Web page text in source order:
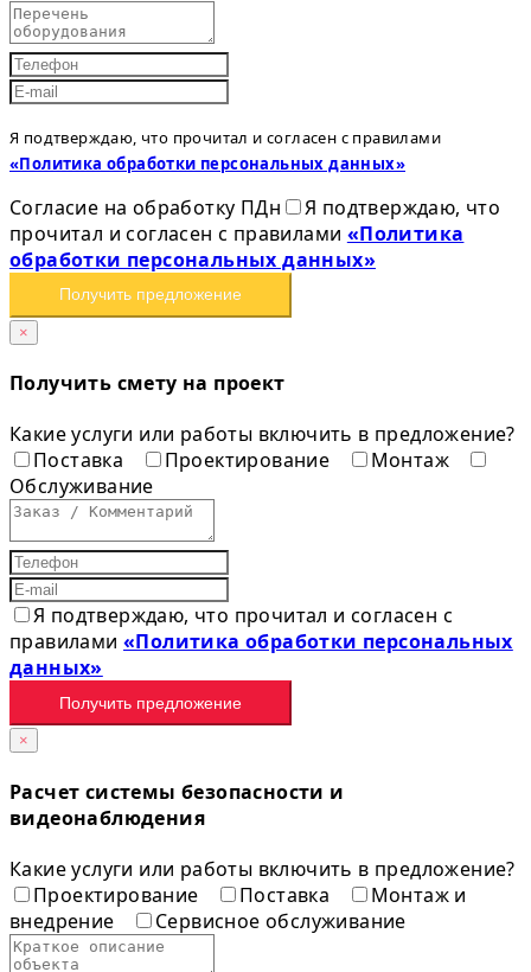
Я подтверждаю, что прочитал и согласен с правилами
«Политика обработки персональных данных»
Согласие на обработку ПДн
Я подтверждаю, что
прочитал и согласен с правилами «Политика
обработки персональных данных»
Получить предложение
×
Получить смету на проект
Какие услуги или работы включить в предложение?
Поставка
Проектирование
Монтаж
Обслуживание
Я подтверждаю, что прочитал и согласен с
правилами«Политика обработки персональных
данных»
Получить предложение
×
Расчет системы безопасности и
видеонаблюдения
Какие услуги или работы включить в предложение?
Проектирование
Поставка
Монтаж и
внедрение
Сервисное обслуживание